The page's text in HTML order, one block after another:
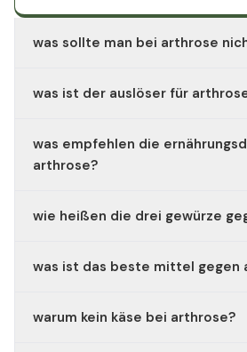
was sollte man bei arthrose
Essen, viel rotes Fleisch, frittierte
was ist der auslöser für
Übergewicht, Fehlstellungen,
dauerhafter Überlastung.
was empfehlen die
arthrose?
Beeren, Hülsenfrüchte, Nüsse,
wie heißen die drei gewürze
entzündungshemmend.
was ist das beste mittel gegen
Radfahren oder Schwimmen,
warum kein käse bei arthrose?